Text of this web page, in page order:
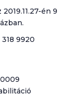
én 9
9920